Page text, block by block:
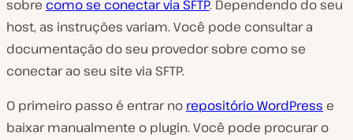
sobre como se conectar via SFTP. Dependendo do seu
host, as instruções variam. Você pode consultar a
documentação do seu provedor sobre como se
conectar ao seu site via SFTP.
O primeiro passo é entrar no repositório WordPress e
baixar manualmente o plugin. Você pode procurar o